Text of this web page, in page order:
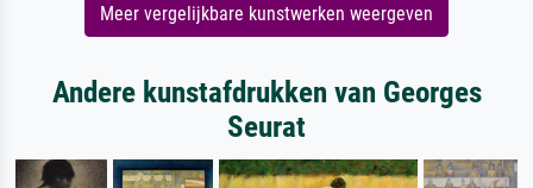
Meer vergelijkbare kunstwerken weergeven
Andere kunstafdrukken van Georges
Seurat